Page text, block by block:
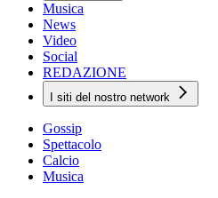
Musica
News
Video
Social
REDAZIONE
I siti del nostro network
Gossip
Spettacolo
Calcio
Musica